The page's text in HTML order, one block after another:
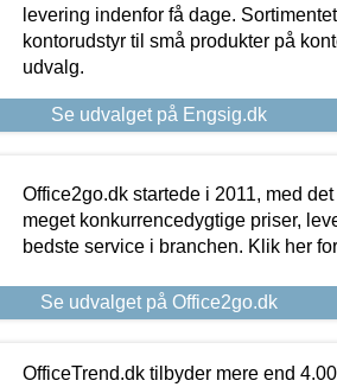
levering indenfor få dage.
kontorudstyr til små produkter på
udvalg.
Se udvalget på Engsig.dk
Office2go.dk startede i 2011, med
meget konkurrencedygtige priser,
bedste service i branchen. Klik her
Se udvalget på Office2go.dk
OfficeTrend.dk tilbyder mere end